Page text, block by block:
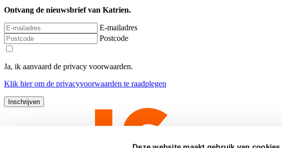
Ontvang de nieuwsbrief van Katrien.
E-mailadres
Postcode
Ja, ik aanvaard de privacy voorwaarden.
Klik hierom de privacyvoorwaarden te raadplegen